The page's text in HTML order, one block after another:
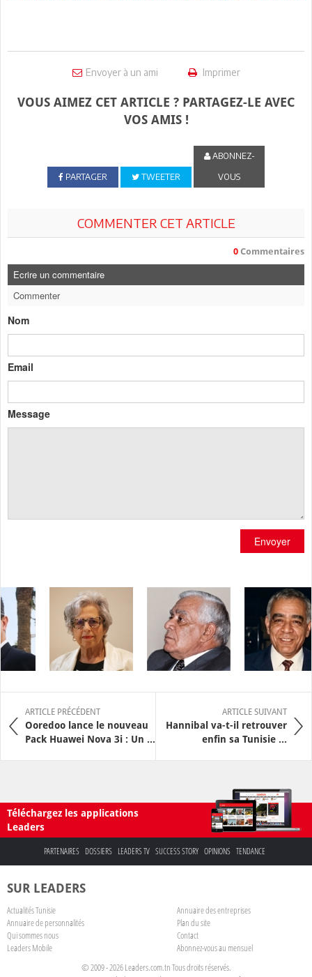
Envoyer à un ami Imprimer
VOUS AIMEZ CET ARTICLE ? PARTAGEZ-LE AVEC
VOS AMIS !
PARTAGER TWEETER
ABONNEZ-
VOUS
COMMENTER CET ARTICLE
0 Commentaires
Ecrire un commentaire
Commenter
Nom
Email
Message
Envoyer
ARTICLE PRÉCÉDENT
Ooredoo lance le nouveau
Pack Huawei Nova 3i : Un ...
ARTICLE SUIVANT
Hannibal va-t-il retrouver
enfin sa Tunisie ...
Téléchargez les applications
Leaders
PARTENAIRES DOSSIERS LEADERS TV SUCCESS STORY OPINIONS TENDANCE
SUR LEADERS
Actualités Tunisie
Annuaire des entreprises
Annuaire de personnalités
Plan du site
Qui sommes nous
Contact
Leaders Mobile
Abonnez-vous au mensuel
© 2009 - 2026 Leaders.com.tn Tous droits réservés.